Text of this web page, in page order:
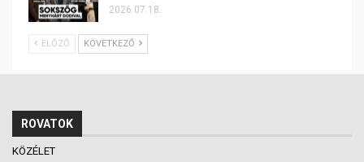
2026.07.18.
ELŐZŐ KÖVETKEZŐ
ROVATOK
KÖZÉLET